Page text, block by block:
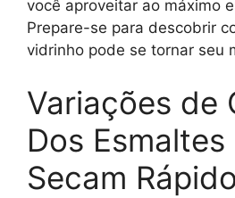
você aproveitar ao máximo
Prepare-se para descobrir
vidrinho pode se tornar seu
Variações de
Dos Esmaltes
Secam Rápido